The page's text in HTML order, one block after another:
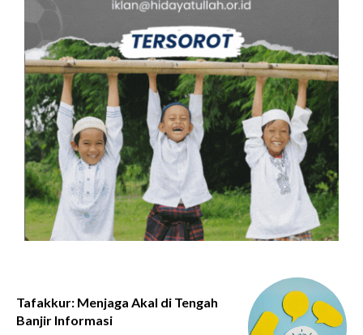
Tafakkur: Menjaga Akal di Tengah
Banjir Informasi